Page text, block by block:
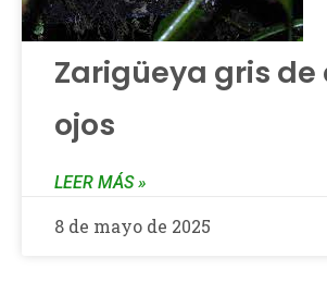
Zarigüeya gris
ojos
LEER MÁS »
8 de mayo de 2025